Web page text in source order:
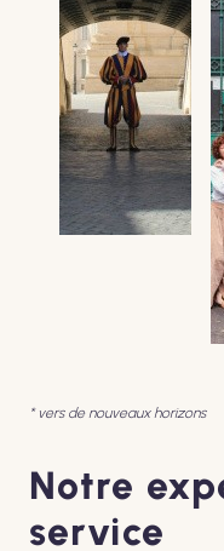
* vers de nouveaux horizons
Notre
service